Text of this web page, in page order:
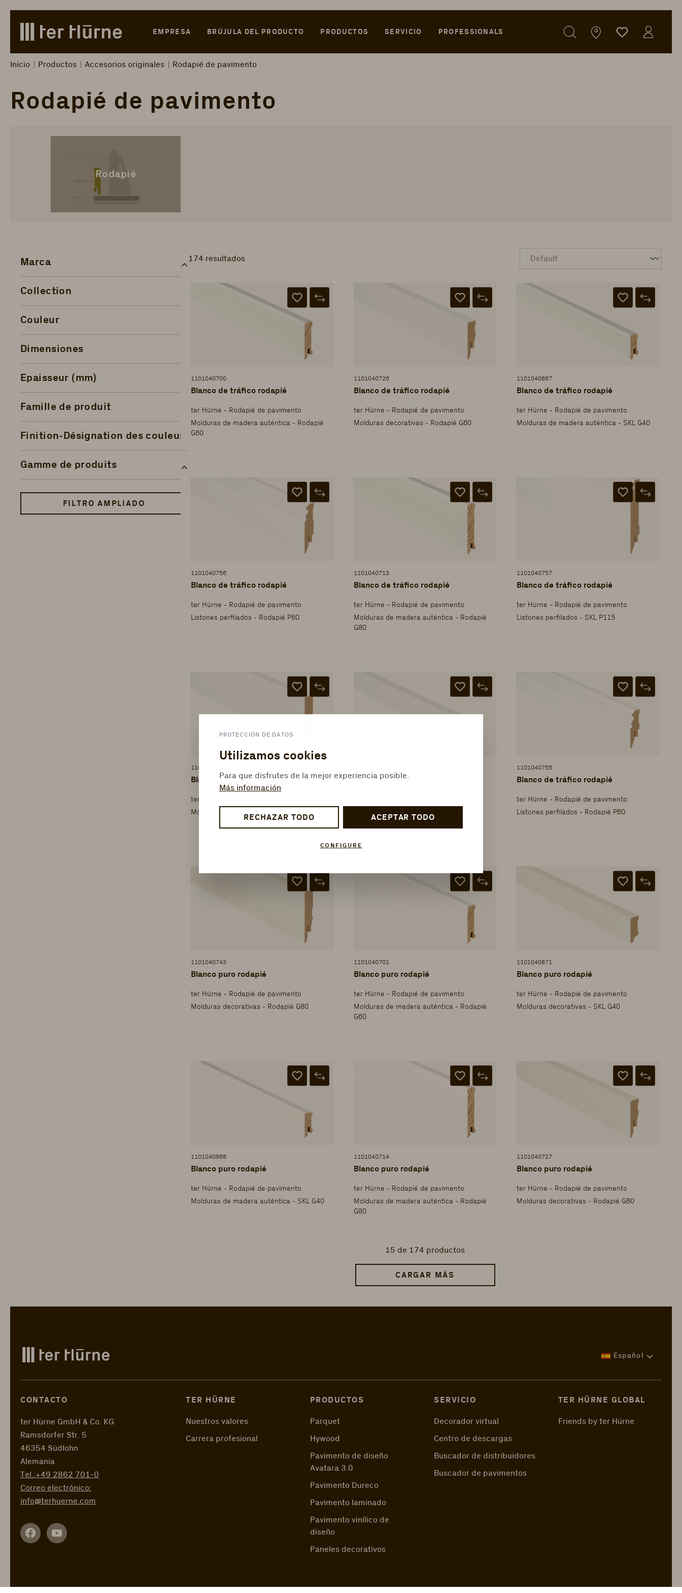
to main content
Skip to search
Skip to main navigation
EMPRESA BRÚJULA DEL PRODUCTO PRODUCTOS SERVICIO PROFESSIONALS
Inicio Productos Accesorios originales Rodapié de pavimento
Rodapié de pavimento
Rodapié
Marca
Collection
Couleur
Dimensiones
Epaisseur (mm)
Famille de produit
Finition-Désignation des couleurs
Gamme de produits
FILTRO AMPLIADO
174 resultados
1101040700
Blanco de tráfico rodapié
ter Hürne - Rodapié de pavimento
Molduras de madera auténtica - Rodapié
G60
1101040726
Blanco de tráfico rodapié
ter Hürne - Rodapié de pavimento
Molduras decorativas - Rodapié G60
1101040867
Blanco de tráfico rodapié
ter Hürne - Rodapié de pavimento
Molduras de madera auténtica - SKL G40
1101040756
Blanco de tráfico rodapié
ter Hürne - Rodapié de pavimento
Listones perfilados - Rodapié P80
1101040713
Blanco de tráfico rodapié
ter Hürne - Rodapié de pavimento
Molduras de madera auténtica - Rodapié
G80
1101040757
Blanco de tráfico rodapié
ter Hürne - Rodapié de pavimento
Listones perfilados - SKL P115
1101040742
Blanco de tráfico rodapié
ter Hürne - Rodapié de pavimento
Molduras decorativas - Rodapié G80
Blanco de tráfico rodapié
1101040755
Blanco de tráfico rodapié
ter Hürne - Rodapié de pavimento
Listones perfilados - Rodapié P60
1101040743
Blanco puro rodapié
ter Hürne - Rodapié de pavimento
Molduras decorativas - Rodapié G80
1101040701
Blanco puro rodapié
ter Hürne - Rodapié de pavimento
Molduras de madera auténtica - Rodapié
G60
1101040871
Blanco puro rodapié
ter Hürne - Rodapié de pavimento
Molduras decorativas - SKL G40
1101040868
Blanco puro rodapié
ter Hürne - Rodapié de pavimento
Molduras de madera auténtica - SKL G40
1101040714
Blanco puro rodapié
ter Hürne - Rodapié de pavimento
Molduras de madera auténtica - Rodapié
G80
1101040727
Blanco puro rodapié
ter Hürne - Rodapié de pavimento
Molduras decorativas - Rodapié G60
15 de 174 productos
CARGAR MÁS
Español
CONTACTO
ter Hürne GmbH & Co. KG
Ramsdorfer Str. 5
46354 Südlohn
Alemania
Tel.:+49 2862 701-0
Correo electrónico:
info@terhuerne.com
TER HÜRNE
Nuestros valores
Carrera profesional
PRODUCTOS
Parquet
Hywood
Pavimento de diseño
Avatara 3.0
Pavimento Dureco
Pavimento laminado
Pavimento vinílico de
diseño
Paneles decorativos
SERVICIO
Decorador virtual
Centro de descargas
Buscador de distribuidores
Buscador de pavimentos
TER HÜRNE GLOBAL
Friends by ter Hürne
PROTECCIÓN DE DATOS
Utilizamos cookies
Para que disfrutes de la mejor experiencia posible.
Más información
RECHAZAR TODO ACEPTAR TODO
CONFIGURE